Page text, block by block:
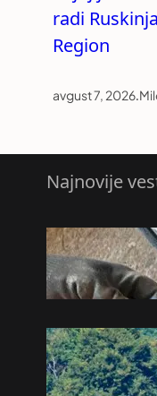
radi
Region
avgust 7, 2026.
Najnovije